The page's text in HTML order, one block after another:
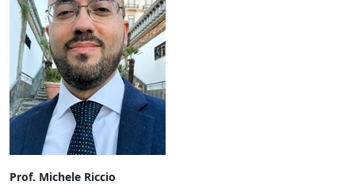
Prof. Michele Riccio